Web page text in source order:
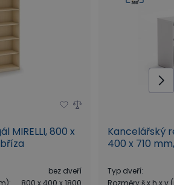
MIRELLI, 800 x
bez dveří
Kancelářský
400 x 710
Typ dveří: